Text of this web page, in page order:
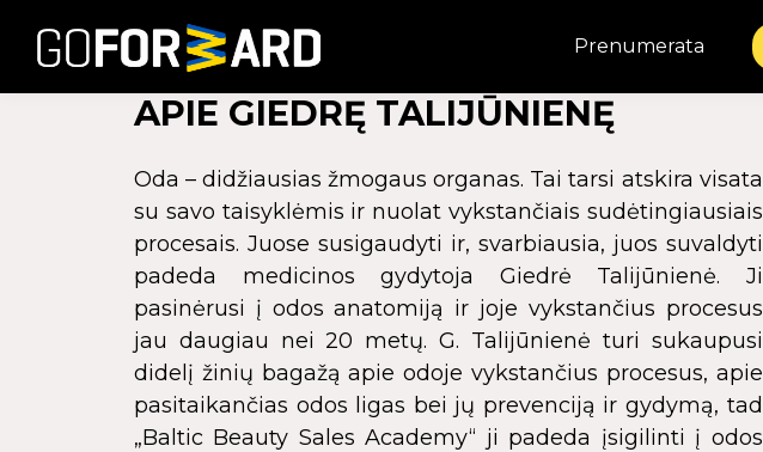
Prenumerata
APIE GIEDRĘ TALIJŪNIENĘ
Oda – didžiausias žmogaus organas. Tai tarsi atskira visata
su savo taisyklėmis ir nuolat vykstančiais sudėtingiausiais
procesais. Juose susigaudyti ir, svarbiausia, juos suvaldyti
padeda medicinos gydytoja Giedrė Talijūnienė. Ji
pasinėrusi į odos anatomiją ir joje vykstančius procesus
jau daugiau nei 20 metų. G. Talijūnienė turi sukaupusi
didelį žinių bagažą apie odoje vykstančius procesus, apie
pasitaikančias odos ligas bei jų prevenciją ir gydymą, tad
„Baltic Beauty Sales Academy“ ji padeda įsigilinti į odos